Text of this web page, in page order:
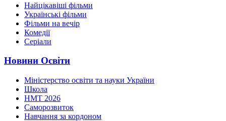
Найцікавіші фільми
Українські фільми
Фільми на вечір
Комедії
Серіали
Новини Освіти
Міністерство освіти та науки України
Школа
НМТ 2026
Саморозвиток
Навчання за кордоном